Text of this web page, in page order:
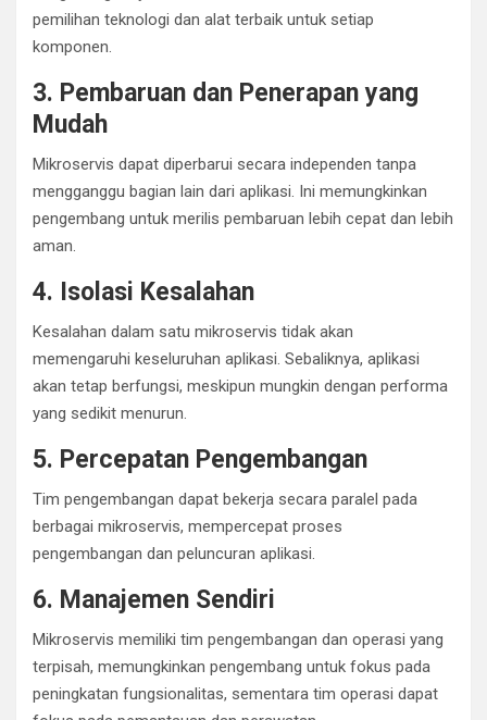
pemilihan teknologi dan alat terbaik untuk setiap
komponen.
3. Pembaruan dan Penerapan yang
Mudah
Mikroservis dapat diperbarui secara independen tanpa
mengganggu bagian lain dari aplikasi. Ini memungkinkan
pengembang untuk merilis pembaruan lebih cepat dan lebih
aman.
4. Isolasi Kesalahan
Kesalahan dalam satu mikroservis tidak akan
memengaruhi keseluruhan aplikasi. Sebaliknya, aplikasi
akan tetap berfungsi, meskipun mungkin dengan performa
yang sedikit menurun.
5. Percepatan Pengembangan
Tim pengembangan dapat bekerja secara paralel pada
berbagai mikroservis, mempercepat proses
pengembangan dan peluncuran aplikasi.
6. Manajemen Sendiri
Mikroservis memiliki tim pengembangan dan operasi yang
terpisah, memungkinkan pengembang untuk fokus pada
peningkatan fungsionalitas, sementara tim operasi dapat